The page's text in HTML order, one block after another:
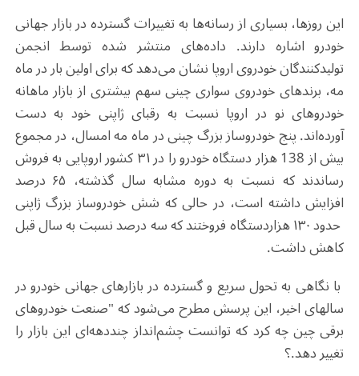
این روزها، بسیاری از رسانه‌ها به تغییرات گسترده در بازار جهانی
خودرو اشاره دارند. داده‌های منتشر شده توسط انجمن
تولیدکنندگان خودروی اروپا نشان می‌دهد که برای اولین بار در ماه
مه، برندهای خودروی سواری چینی سهم بیشتری از بازار ماهانه
خودروهای نو در اروپا نسبت به رقبای ژاپنی خود به دست
آورده‌اند. پنج خودروساز بزرگ چینی در ماه مه امسال، در مجموع
بیش از 138 هزار دستگاه خودرو را در ۳۱ کشور اروپایی به فروش
رساندند که نسبت به دوره مشابه سال گذشته، ۶۵ درصد
افزایش داشته است، در حالی که شش خودروساز بزرگ ژاپنی
حدود ۱۳۰ هزاردستگاه فروختند که سه درصد نسبت به سال قبل
کاهش داشت.
با نگاهی به تحول سریع و گسترده در بازارهای جهانی خودرو در
سالهای اخیر، این پرسش مطرح می‌شود که "صنعت خودروهای
برقی چین چه کرد که توانست چشم‌انداز چنددهه‌ای این بازار را
تغییر دهد.؟